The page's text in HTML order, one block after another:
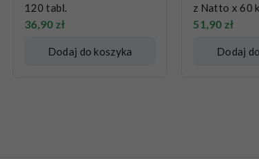
120 tabl.
36,90 zł
Dodaj do koszyka
z Natto x 60
51,90 zł
Dodaj